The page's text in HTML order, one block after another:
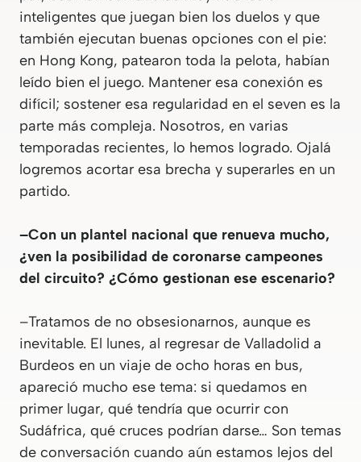
inteligentes que juegan bien los duelos y que
también ejecutan buenas opciones con el pie:
en Hong Kong, patearon toda la pelota, habían
leído bien el juego. Mantener esa conexión es
difícil; sostener esa regularidad en el seven es la
parte más compleja. Nosotros, en varias
temporadas recientes, lo hemos logrado. Ojalá
logremos acortar esa brecha y superarles en un
partido.
–Con un plantel nacional que renueva mucho,
¿ven la posibilidad de coronarse campeones
del circuito? ¿Cómo gestionan ese escenario?
–Tratamos de no obsesionarnos, aunque es
inevitable. El lunes, al regresar de Valladolid a
Burdeos en un viaje de ocho horas en bus,
apareció mucho ese tema: si quedamos en
primer lugar, qué tendría que ocurrir con
Sudáfrica, qué cruces podrían darse… Son temas
de conversación cuando aún estamos lejos del